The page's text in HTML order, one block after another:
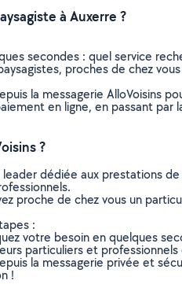
à Auxerre ?
secondes : quel service
proches de chez
la messagerie AlloVoisins
en ligne, en passant par
?
leader dédiée aux prestations
proche de chez vous un
:
votre besoin en quelques
particuliers et
la messagerie privée et
!